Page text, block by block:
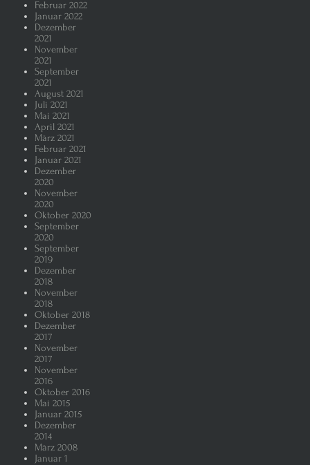
Februar 2022
Januar 2022
Dezember
2021
November
2021
September
2021
August 2021
Juli 2021
Mai 2021
April 2021
März 2021
Februar 2021
Januar 2021
Dezember
2020
November
2020
Oktober 2020
September
2020
September
2019
Dezember
2018
November
2018
Oktober 2018
Dezember
2017
November
2017
November
2016
Oktober 2016
Mai 2015
Januar 2015
Dezember
2014
März 2008
Januar 1